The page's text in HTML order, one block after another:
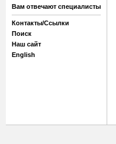
Вам отвечают специалисты
Контакты/Ссылки
Поиск
Наш сайт
English